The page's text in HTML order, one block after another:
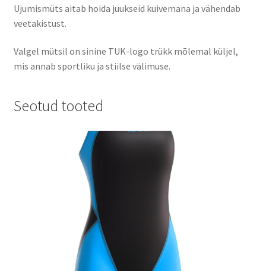
Ujumismüts aitab hoida juukseid kuivemana ja vähendab
veetakistust.
Valgel mütsil on sinine TUK-logo trükk mõlemal küljel,
mis annab sportliku ja stiilse välimuse.
Seotud tooted